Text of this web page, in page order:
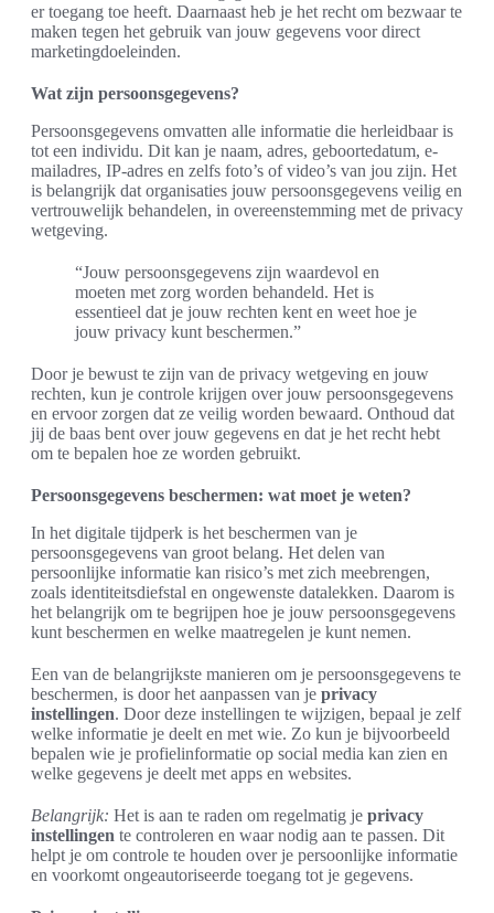
er toegang toe heeft. Daarnaast heb je het recht om bezwaar te
maken tegen het gebruik van jouw gegevens voor direct
marketingdoeleinden.
Wat zijn persoonsgegevens?
Persoonsgegevens omvatten alle informatie die herleidbaar is
tot een individu. Dit kan je naam, adres, geboortedatum, e-
mailadres, IP-adres en zelfs foto’s of video’s van jou zijn. Het
is belangrijk dat organisaties jouw persoonsgegevens veilig en
vertrouwelijk behandelen, in overeenstemming met de privacy
wetgeving.
“Jouw persoonsgegevens zijn waardevol en
moeten met zorg worden behandeld. Het is
essentieel dat je jouw rechten kent en weet hoe je
jouw privacy kunt beschermen.”
Door je bewust te zijn van de privacy wetgeving en jouw
rechten, kun je controle krijgen over jouw persoonsgegevens
en ervoor zorgen dat ze veilig worden bewaard. Onthoud dat
jij de baas bent over jouw gegevens en dat je het recht hebt
om te bepalen hoe ze worden gebruikt.
Persoonsgegevens beschermen: wat moet je weten?
In het digitale tijdperk is het beschermen van je
persoonsgegevens van groot belang. Het delen van
persoonlijke informatie kan risico’s met zich meebrengen,
zoals identiteitsdiefstal en ongewenste datalekken. Daarom is
het belangrijk om te begrijpen hoe je jouw persoonsgegevens
kunt beschermen en welke maatregelen je kunt nemen.
Een van de belangrijkste manieren om je persoonsgegevens te
beschermen, is door het aanpassen van je privacy
instellingen. Door deze instellingen te wijzigen, bepaal je zelf
welke informatie je deelt en met wie. Zo kun je bijvoorbeeld
bepalen wie je profielinformatie op social media kan zien en
welke gegevens je deelt met apps en websites.
Belangrijk: Het is aan te raden om regelmatig je privacy
instellingen te controleren en waar nodig aan te passen. Dit
helpt je om controle te houden over je persoonlijke informatie
en voorkomt ongeautoriseerde toegang tot je gegevens.